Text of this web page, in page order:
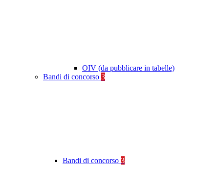
OIV (da pubblicare in tabelle)
Bandi di concorso 3
Bandi di concorso 3